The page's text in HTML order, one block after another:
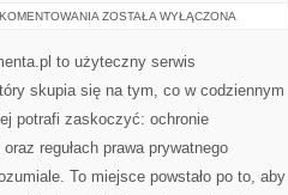
PRAWA
PRYWATNEJ
SŁUŻBIE
ZOSTAŁA WYŁĄCZONA
to użyteczny serwis
skupia się na tym, co w codziennym
potrafi zaskoczyć: ochronie
regułach prawa prywatnego
To miejsce powstało po to, aby